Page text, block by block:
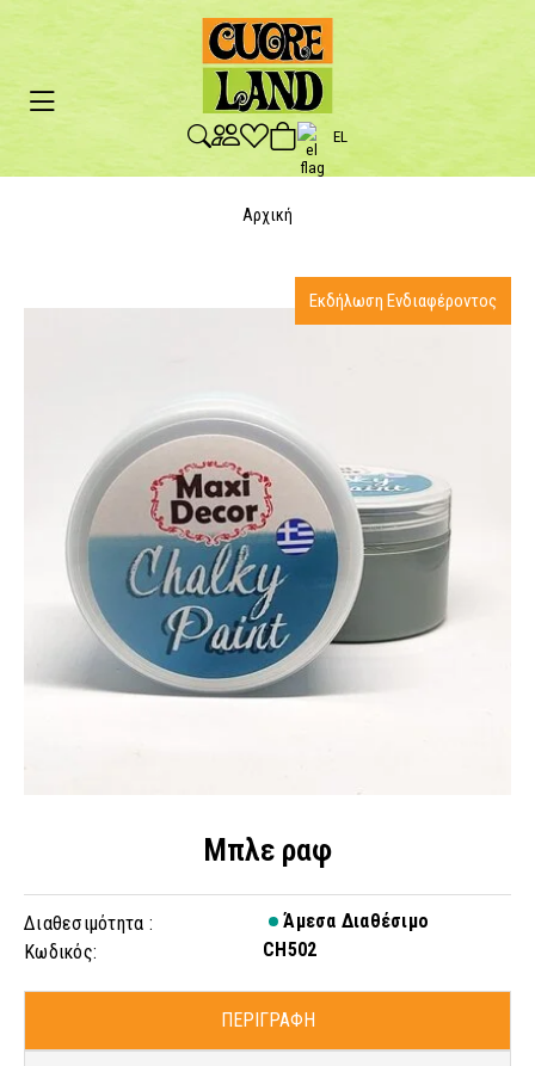
EL
Αρχική
Μπλε ραφ
Διαθεσιμότητα :
Άμεσα Διαθέσιμο
Κωδικός:
CH502
ΠΕΡΙΓΡΑΦΗ
Εκδήλωση Ενδιαφέροντος